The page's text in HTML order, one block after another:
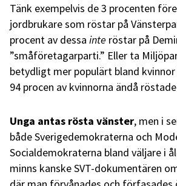
Tänk exempelvis de 3 procenten
jordbrukare som röstar på
procent av dessa inte röstar på
”småföretagarparti.” Eller ta
betydligt mer populärt bland
94 procen av kvinnorna ändå
Unga antas rösta vänster, men i
både Sverigedemokraterna och
Socialdemokraterna bland väljare i
minns kanske SVT-dokumentären